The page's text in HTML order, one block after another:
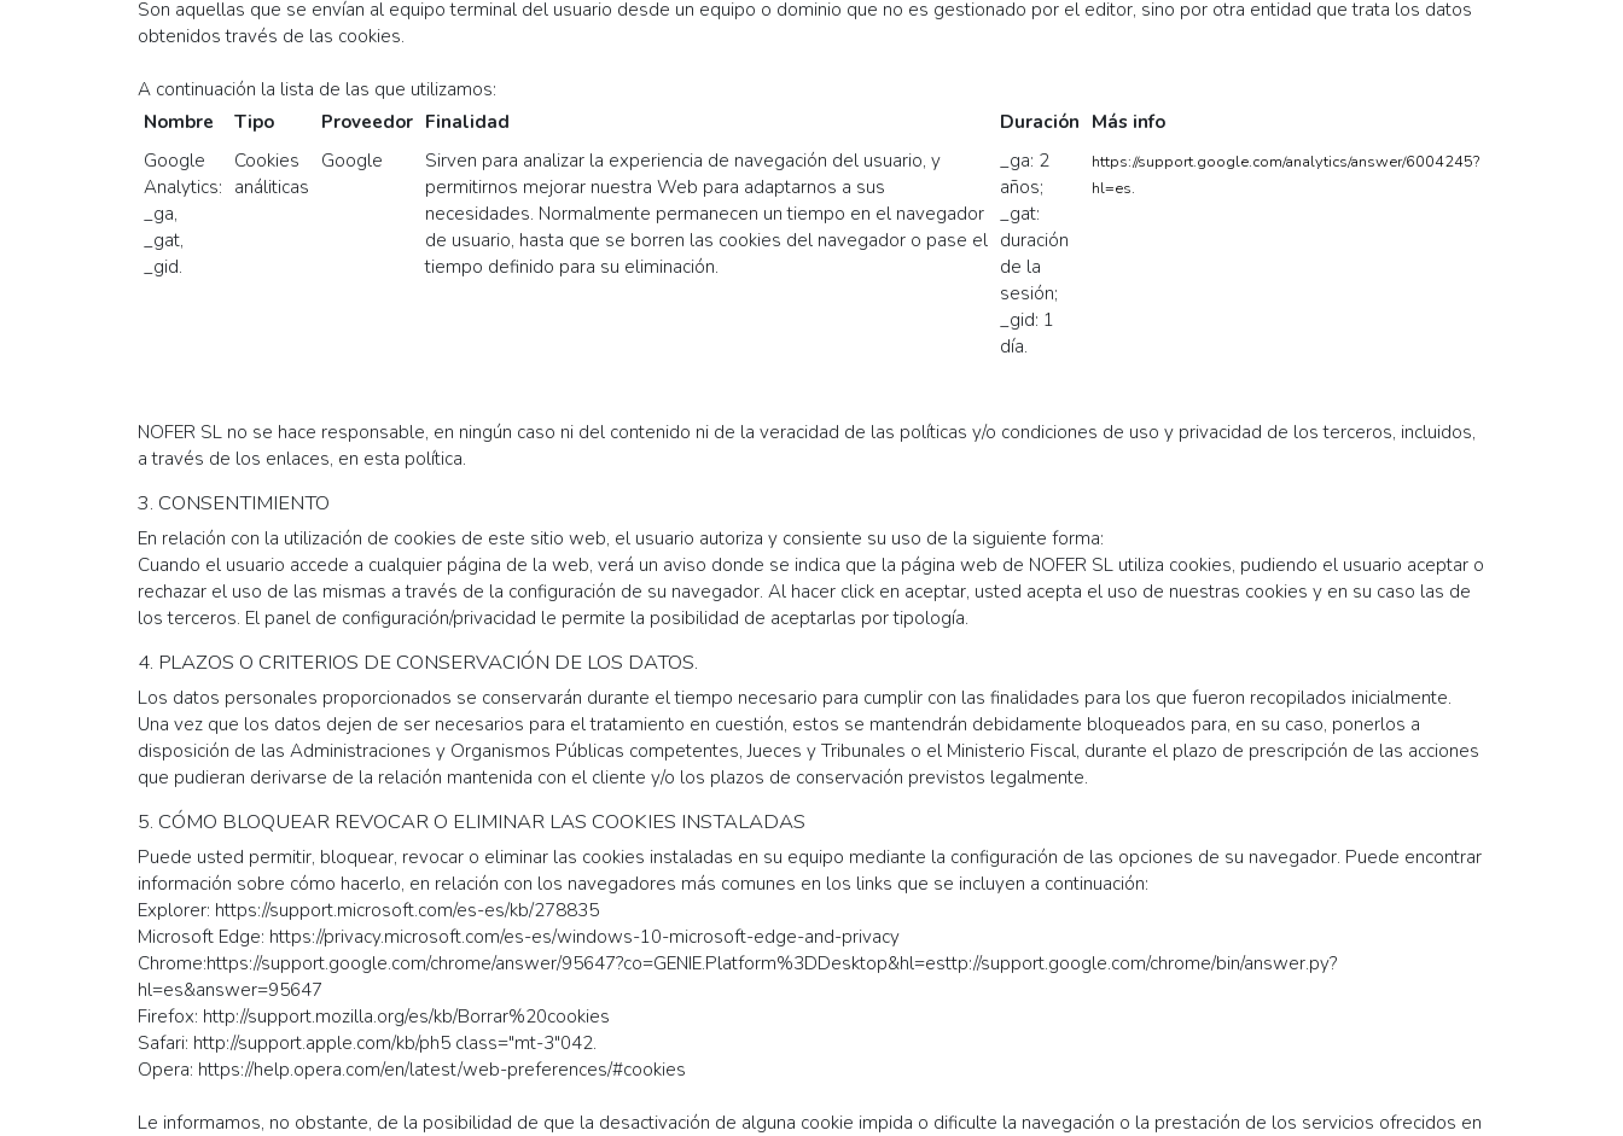
Son aquellas que se envían al equipo terminal del usuario desde un equipo o dominio que no es gestionado por el editor, sino por otra entidad que trata los datos
obtenidos través de las cookies.
A continuación la lista de las que utilizamos:
Nombre
Tipo Proveedor Finalidad Duración Más info
Google
Analytics:
_ga,
_gat,
_gid.
Cookies
análiticas
Google
Sirven para analizar la experiencia de navegación del usuario, y
permitirnos mejorar nuestra Web para adaptarnos a sus
necesidades. Normalmente permanecen un tiempo en el navegador
de usuario, hasta que se borren las cookies del navegador o pase el
tiempo definido para su eliminación.
_ga: 2
años;
_gat:
duración
de la
sesión;
_gid: 1
día.
https://support.google.com/analytics/answer/6004245?
hl=es.
NOFER SL no se hace responsable, en ningún caso ni del contenido ni de la veracidad de las políticas y/o condiciones de uso y privacidad de los terceros, incluidos,
a través de los enlaces, en esta política.
3. CONSENTIMIENTO
En relación con la utilización de cookies de este sitio web, el usuario autoriza y consiente su uso de la siguiente forma:
Cuando el usuario accede a cualquier página de la web, verá un aviso donde se indica que la página web de NOFER SL utiliza cookies, pudiendo el usuario aceptar o
rechazar el uso de las mismas a través de la configuración de su navegador. Al hacer click en aceptar, usted acepta el uso de nuestras cookies y en su caso las de
los terceros. El panel de configuración/privacidad le permite la posibilidad de aceptarlas por tipología.
4. PLAZOS O CRITERIOS DE CONSERVACIÓN DE LOS DATOS.
Los datos personales proporcionados se conservarán durante el tiempo necesario para cumplir con las finalidades para los que fueron recopilados inicialmente.
Una vez que los datos dejen de ser necesarios para el tratamiento en cuestión, estos se mantendrán debidamente bloqueados para, en su caso, ponerlos a
disposición de las Administraciones y Organismos Públicas competentes, Jueces y Tribunales o el Ministerio Fiscal, durante el plazo de prescripción de las acciones
que pudieran derivarse de la relación mantenida con el cliente y/o los plazos de conservación previstos legalmente.
5. CÓMO BLOQUEAR REVOCAR O ELIMINAR LAS COOKIES INSTALADAS
Puede usted permitir, bloquear, revocar o eliminar las cookies instaladas en su equipo mediante la configuración de las opciones de su navegador. Puede encontrar
información sobre cómo hacerlo, en relación con los navegadores más comunes en los links que se incluyen a continuación:
Explorer: https://support.microsoft.com/es-es/kb/278835
Microsoft Edge: https://privacy.microsoft.com/es-es/windows-10-microsoft-edge-and-privacy
Chrome:https://support.google.com/chrome/answer/95647?co=GENIE.Platform%3DDesktop&hl=esttp://support.google.com/chrome/bin/answer.py?
hl=es&answer=95647
Firefox: http://support.mozilla.org/es/kb/Borrar%20cookies
Safari: http://support.apple.com/kb/ph5 class="mt-3"042.
Opera: https://help.opera.com/en/latest/web-preferences/#cookies
Le informamos, no obstante, de la posibilidad de que la desactivación de alguna cookie impida o dificulte la navegación o la prestación de los servicios ofrecidos en